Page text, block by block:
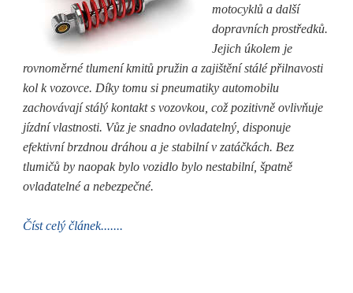
motocyklů a další
dopravních prostředků.
Jejich úkolem je
rovnoměrné tlumení kmitů pružin a zajištění stálé přilnavosti
kol k vozovce. Díky tomu si pneumatiky automobilu
zachovávají stálý kontakt s vozovkou, což pozitivně ovlivňuje
jízdní vlastnosti. Vůz je snadno ovladatelný, disponuje
efektivní brzdnou dráhou a je stabilní v zatáčkách. Bez
tlumičů by naopak bylo vozidlo bylo nestabilní, špatně
ovladatelné a nebezpečné.
Číst celý článek.......